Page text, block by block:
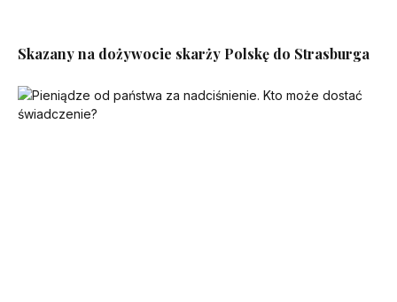
Skazany na dożywocie skarży Polskę do Strasburga